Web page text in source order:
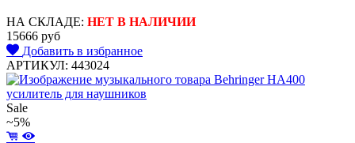
НА СКЛАДЕ: НЕТ В НАЛИЧИИ
15666 руб
Добавить в избранное
АРТИКУЛ: 443024
Sale
~5%